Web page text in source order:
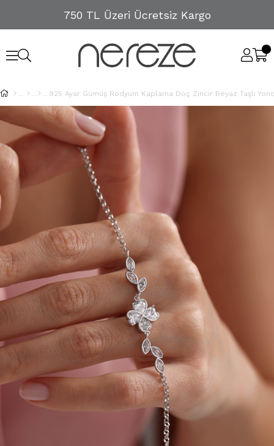
750 TL Üzeri Ücretsiz Kargo
925 Ayar Gümüş Rodyum Kaplama Doç Zincir Beyaz Taşlı